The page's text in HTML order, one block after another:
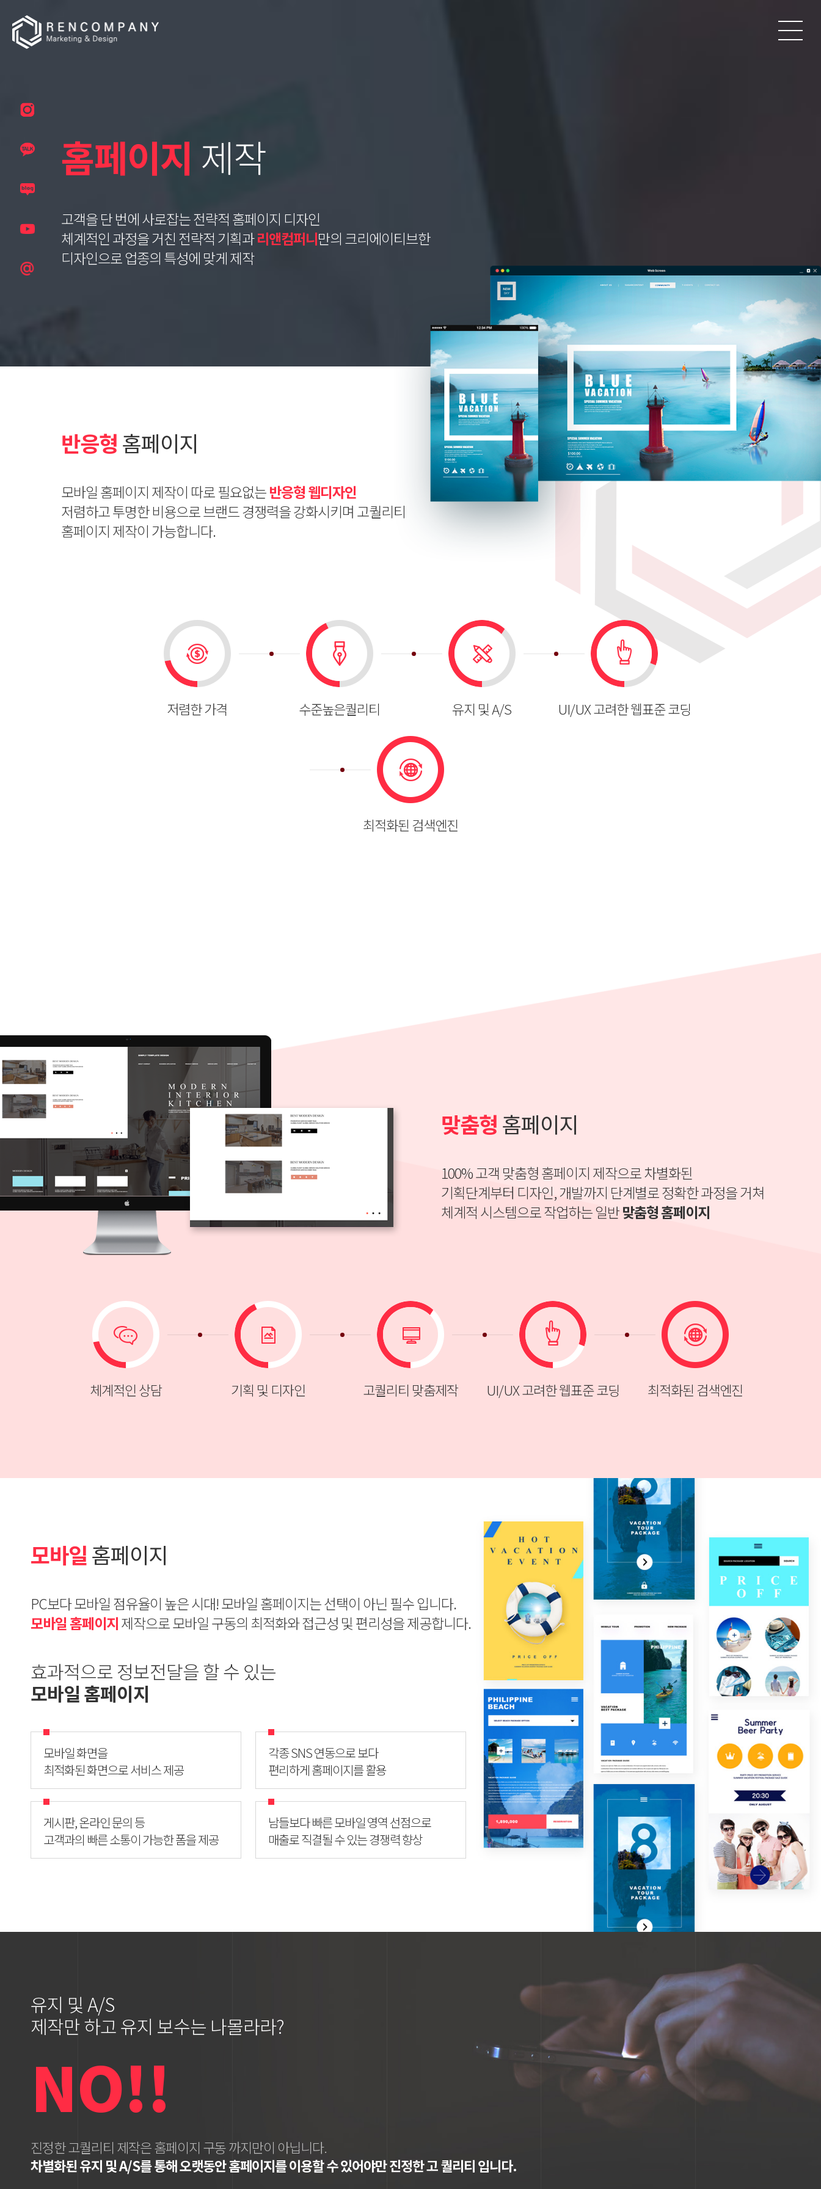
홈페이지 제작
고객을 단 번에 사로잡는 전략적 홈페이지 디자인
체계적인 과정을 거친 전략적 기획과리앤컴퍼니만의 크리에이티브한
디자인으로 업종의 특성에 맞게 제작
반응형홈페이지
모바일 홈페이지 제작이 따로 필요없는반응형 웹디자인
저렴하고 투명한 비용으로 브랜드 경쟁력을 강화시키며 고퀄리티
홈페이지 제작이 가능합니다.
저렴한 가격 수준높은퀄리티 유지 및 A/S UI/UX 고려한 웹표준 코딩
최적화된 검색엔진
맞춤형홈페이지
100% 고객 맞춤형 홈페이지 제작으로 차별화된
기획단계부터 디자인, 개발까지 단계별로 정확한 과정을 거쳐
체계적 시스템으로 작업하는 일반맞춤형 홈페이지
체계적인 상담 기획 및 디자인 고퀄리티 맞춤제작 UI/UX 고려한 웹표준 코딩 최적화된 검색엔진
모바일홈페이지
PC보다 모바일 점유율이 높은 시대! 모바일 홈페이지는 선택이 아닌 필수 입니다.
모바일 홈페이지제작으로 모바일 구동의 최적화와 접근성 및 편리성을 제공합니다.
효과적으로 정보전달을 할 수 있는
모바일 홈페이지
모바일 화면을
최적화된 화면으로 서비스 제공
각종 SNS 연동으로 보다
편리하게 홈페이지를 활용
게시판, 온라인 문의 등
고객과의 빠른 소통이 가능한 폼을 제공
남들보다 빠른 모바일 영역 선점으로
매출로 직결될 수 있는 경쟁력 향상
유지 및 A/S
제작만 하고 유지 보수는 나몰라라?
NO!!
진정한 고퀄리티 제작은 홈페이지 구동 까지만이 아닙니다.
차별화된 유지 및 A/S를 통해 오랫동안 홈페이지를 이용할 수 있어야만 진정한 고 퀄리티 입니다.